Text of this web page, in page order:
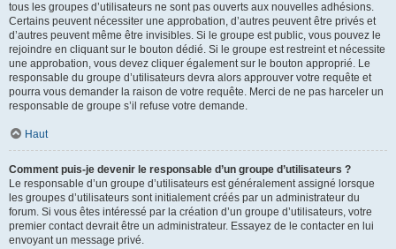
tous les groupes d’utilisateurs ne sont pas ouverts aux nouvelles adhésions.
Certains peuvent nécessiter une approbation, d’autres peuvent être privés et
d’autres peuvent même être invisibles. Si le groupe est public, vous pouvez le
rejoindre en cliquant sur le bouton dédié. Si le groupe est restreint et nécessite
une approbation, vous devez cliquer également sur le bouton approprié. Le
responsable du groupe d’utilisateurs devra alors approuver votre requête et
pourra vous demander la raison de votre requête. Merci de ne pas harceler un
responsable de groupe s’il refuse votre demande.
Haut
Comment puis-je devenir le responsable d’un groupe d’utilisateurs ?
Le responsable d’un groupe d’utilisateurs est généralement assigné lorsque
les groupes d’utilisateurs sont initialement créés par un administrateur du
forum. Si vous êtes intéressé par la création d’un groupe d’utilisateurs, votre
premier contact devrait être un administrateur. Essayez de le contacter en lui
envoyant un message privé.